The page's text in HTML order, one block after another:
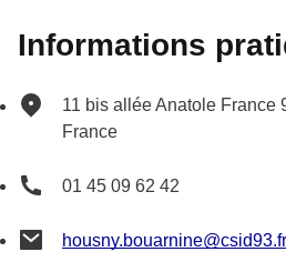
Informations
11 bis allée Anatole France
France
01 45 09 62 42
housny.bouarnine@csid93.fr